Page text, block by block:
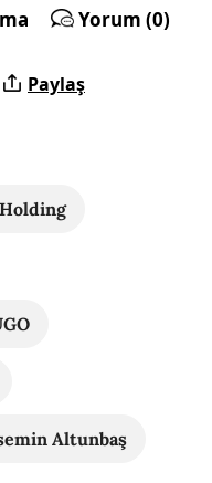
Yorum (0)
Paylaş
Altunbaş